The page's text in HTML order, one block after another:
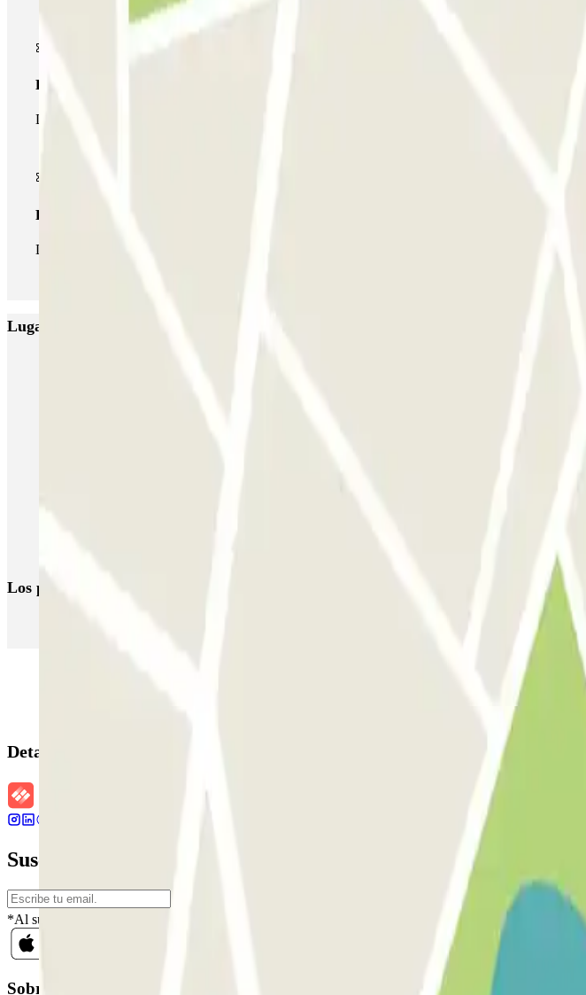
Pase multiparking
Durante tu estancia podrás hacer uso de toda la red de parkings de este operador disponibles en
Pase ilimitado
Durante tu estancia podrás entrar y salir del parking todas las veces que quieras.
Lugares y eventos interesantes cerca de Q-Park Happy Vélizy
Los parkings
Parking en Aeropuerto Madrid
Detalles de la reserva
Suscríbete a nuestra newsletter y entérate de descuentos,
*Al suscribirte aceptas nuestra Política de Privacidad para recibir comunicaciones comerciales de
Sobre Parclick